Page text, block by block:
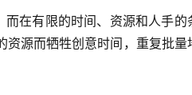
在有限的时间、资源和人手的
源而牺牲创意时间，重复批量